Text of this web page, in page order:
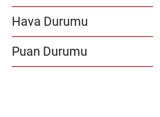
Hava Durumu
Puan Durumu